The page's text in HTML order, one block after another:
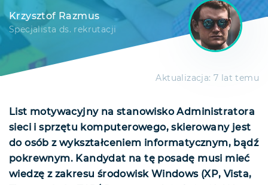
Krzysztof Razmus
Specjalista ds. rekrutacji
Aktualizacja: 7 lat temu
List motywacyjny na stanowisko Administratora
sieci i sprzętu komputerowego, skierowany jest
do osób z wykształceniem informatycznym, bądź
pokrewnym. Kandydat na tę posadę musi mieć
wiedzę z zakresu środowisk Windows (XP, Vista,